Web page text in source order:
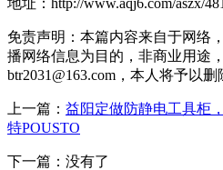
免责声明：本篇内容来自于网络
播网络信息为目的，非商业用途
btr2031@163.com，本人将予以删
上一篇： 益阳定做防静电工具柜
特POUSTO
下一篇：没有了